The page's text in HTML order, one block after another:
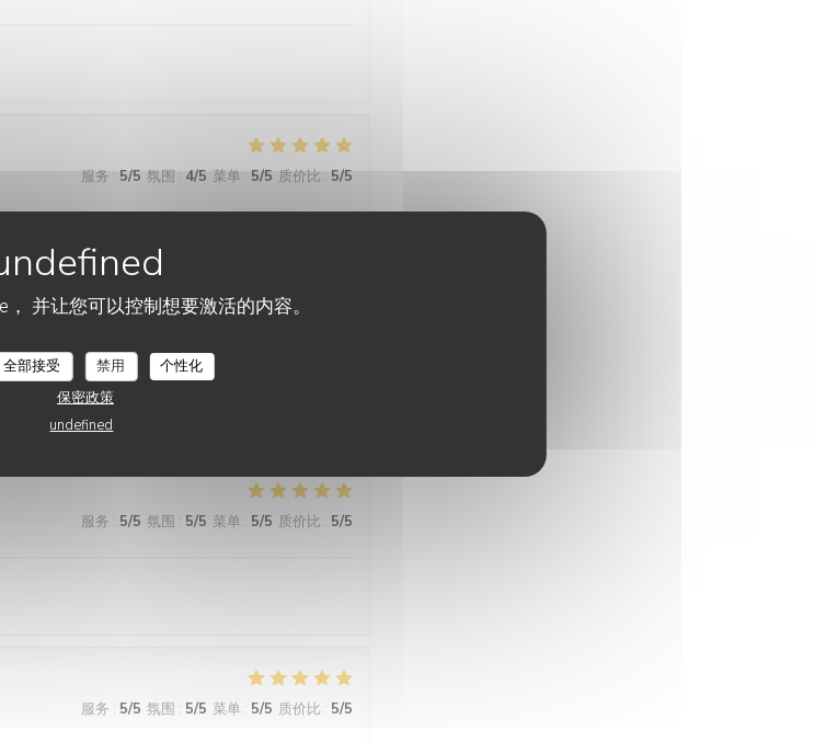
并让您可以控制想要激活的内容。
部接受 禁用
个性化
保密政策
undefined
服务 : 5/5 氛围 : 4/5 菜单 : 5/5 质价比 : 5/5
质价比
服务:
服务 : 5/5 氛围 : 5/5 菜单 : 5/5 质价比 : 5/5
服务 : 5/5 氛围 : 5/5 菜单 : 5/5 质价比 : 5/5